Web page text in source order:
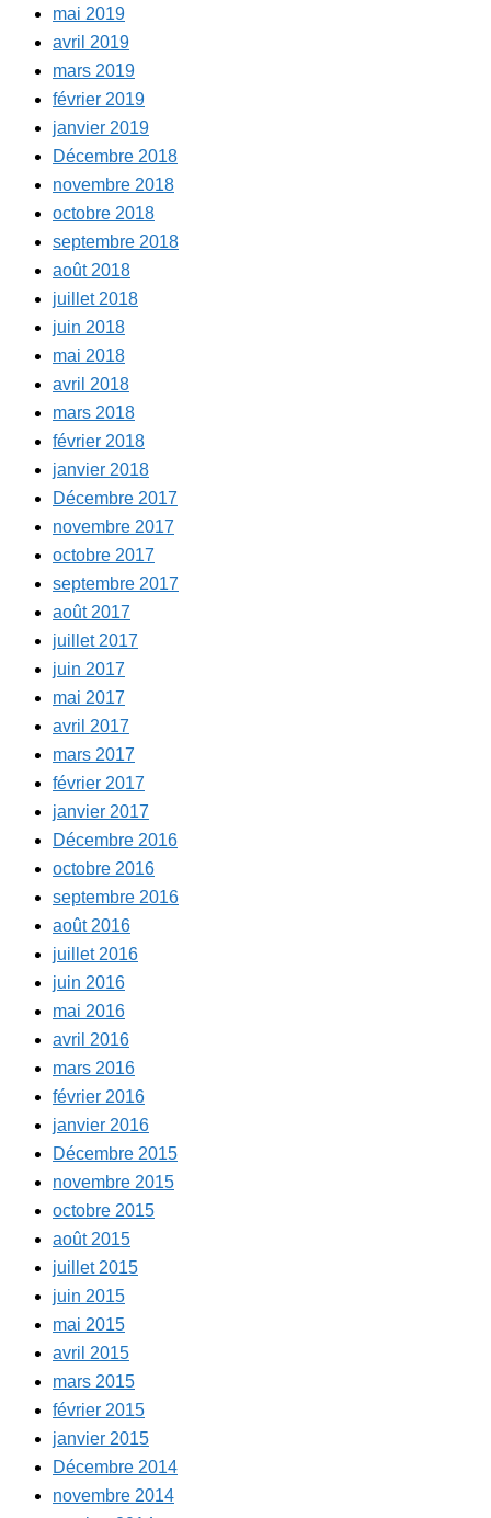
mai 2019
avril 2019
mars 2019
février 2019
janvier 2019
Décembre 2018
novembre 2018
octobre 2018
septembre 2018
août 2018
juillet 2018
juin 2018
mai 2018
avril 2018
mars 2018
février 2018
janvier 2018
Décembre 2017
novembre 2017
octobre 2017
septembre 2017
août 2017
juillet 2017
juin 2017
mai 2017
avril 2017
mars 2017
février 2017
janvier 2017
Décembre 2016
octobre 2016
septembre 2016
août 2016
juillet 2016
juin 2016
mai 2016
avril 2016
mars 2016
février 2016
janvier 2016
Décembre 2015
novembre 2015
octobre 2015
août 2015
juillet 2015
juin 2015
mai 2015
avril 2015
mars 2015
février 2015
janvier 2015
Décembre 2014
novembre 2014